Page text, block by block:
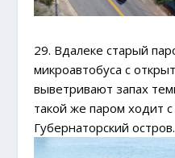
29. Вдалеке старый
микроавтобуса с
выветривают запах
такой же паром ходит
Губернаторский остров.